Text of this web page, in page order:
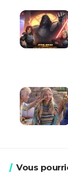
Vous